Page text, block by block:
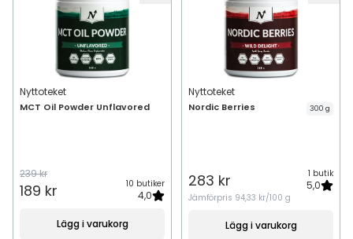
Nyttoteket
MCT Oil Powder Unflavored
239 kr
189 kr 10 butiker
4,0
Lägg i varukorg
Nyttoteket
Nordic Berries 300 g
283 kr 1 butik
5,0
Jämförpris 94,33 kr/100 g
Lägg i varukorg